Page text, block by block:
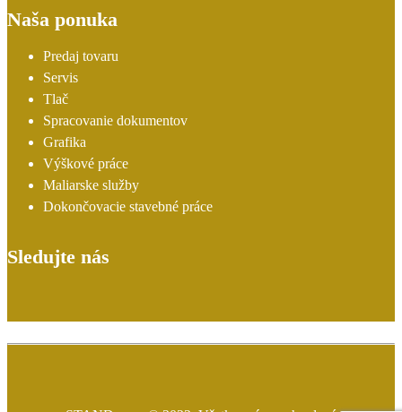
Naša ponuka
Predaj tovaru
Servis
Tlač
Spracovanie dokumentov
Grafika
Výškové práce
Maliarske služby
Dokončovacie stavebné práce
Sledujte nás